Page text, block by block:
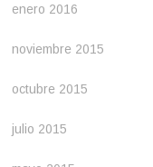
enero 2016
noviembre 2015
octubre 2015
julio 2015